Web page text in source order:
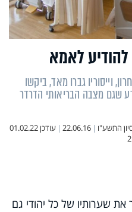
להודיע לאמא
וייסוריו גברו מאד, ביקשו
שגם מצבה הבריאותי הדרדר
התשע"ו |
22.06.16
| עודכן01.02.22
את שערותיו של כל יהודי גם